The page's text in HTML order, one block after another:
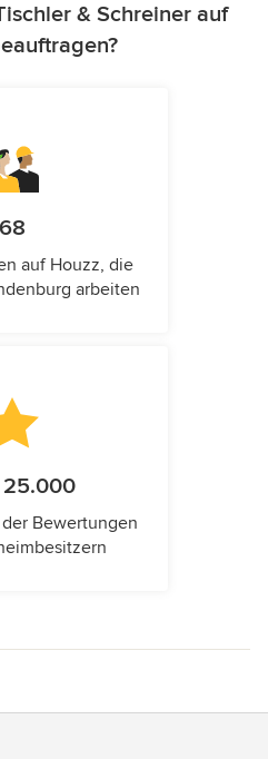
& Schreiner auf
68
auf Houzz, die
arbeiten
25.000
Bewertungen